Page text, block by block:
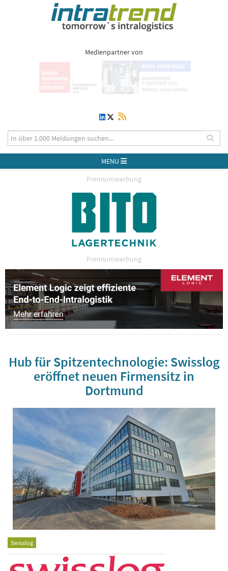
Medienpartner von
MENU
Premiumwerbung
Premiumwerbung
Hub für Spitzentechnologie: Swisslog
eröffnet neuen Firmensitz in
Dortmund
Swisslog